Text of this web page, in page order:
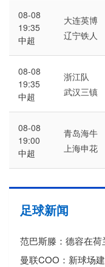
08-08
19:35
中超
大连英博
辽宁铁人
08-08
19:35
中超
浙江队
武汉三镇
08-08
19:00
中超
青岛海牛
上海申花
足球新闻